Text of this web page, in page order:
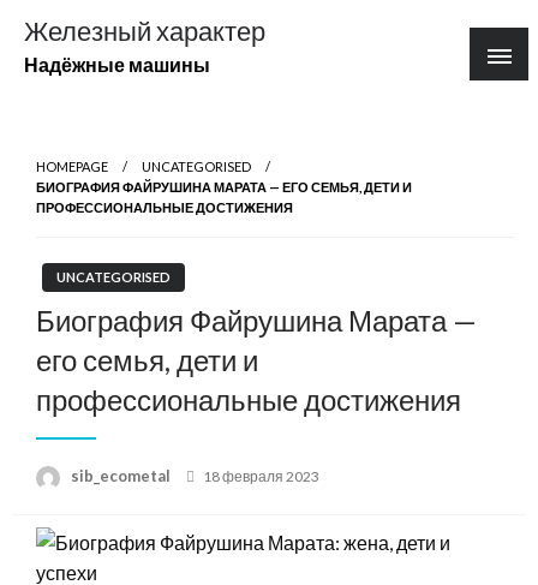
содержимому
Железный характер
Надёжные машины
HOMEPAGE
UNCATEGORISED
БИОГРАФИЯ ФАЙРУШИНА МАРАТА — ЕГО СЕМЬЯ, ДЕТИ И
ПРОФЕССИОНАЛЬНЫЕ ДОСТИЖЕНИЯ
UNCATEGORISED
Биография Файрушина Марата —
его семья, дети и
профессиональные достижения
sib_ecometal
Posted
18 февраля 2023